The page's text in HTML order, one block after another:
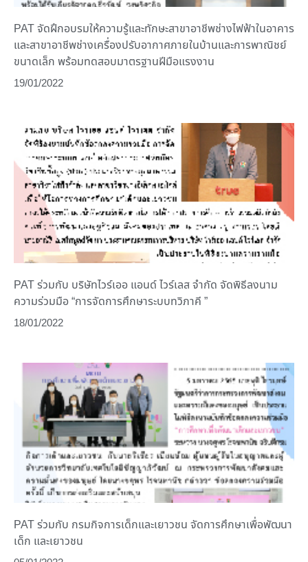
PAT จัดฝึกอบรมให้ความรู้และทักษะสาขาอาชีพช่างไฟฟ้าในอาคาร
และสาขาอาชีพช่างเครื่องปรับอากาศภายในบ้านและการพาณิชย์
ขนาดเล็ก พร้อมทดสอบมาตรฐานฝีมือแรงงาน
19/01/2022
PAT ร่วมกับ บริษัทไวร์เออ แอนด์ ไวร์เลส จำกัด จัดพิธีลงนาม
ความร่วมมือ “การจัดการศึกษาระบบทวิภาคี ”
18/01/2022
PAT ร่วมกับ กรมกิจการเด็กและเยาวชน จัดการศึกษาเพื่อพัฒนา
เด็ก และเยาวชน